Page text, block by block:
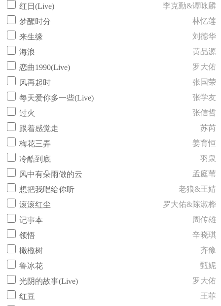
红日(Live)
李克勤&谭咏麟
梦醒时分
林忆莲
来生缘
刘德华
海浪
黄品源
恋曲1990(Live)
罗大佑
风再起时
张国荣
每天爱你多一些(Live)
张学友
过火
张信哲
跟着感觉走
苏芮
梅花三弄
姜育恒
冷酷到底
羽泉
风中有朵雨做的云
孟庭苇
想把我唱给你听
老狼&王婧
滚滚红尘
罗大佑&陈淑桦
记事本
周传雄
领悟
辛晓琪
橄榄树
齐豫
鲁冰花
甄妮
光阴的故事(Live)
罗大佑
红豆
王菲